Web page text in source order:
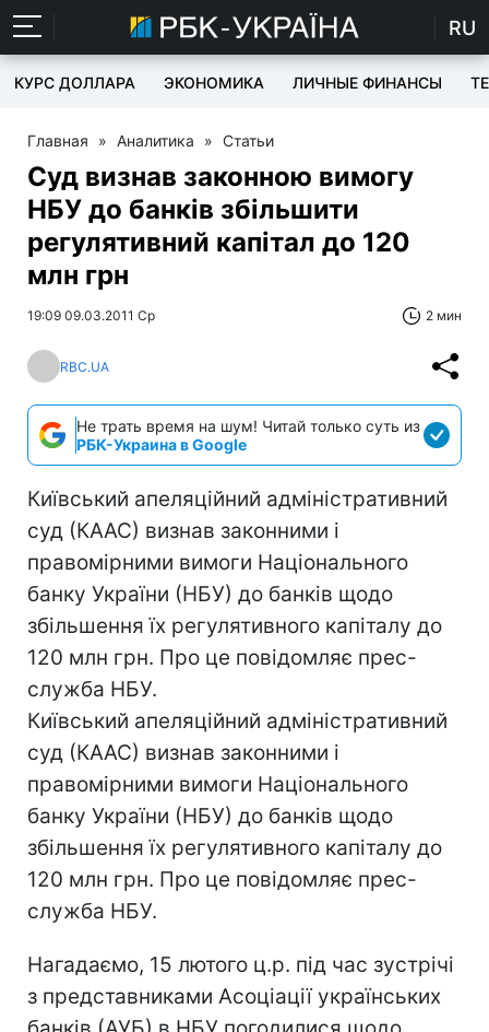
RU
КУРС ДОЛЛАРА ЭКОНОМИКА ЛИЧНЫЕ ФИНАНСЫ
Главная » Аналитика » Статьи
Суд визнав законною вимогу
НБУ до банків збільшити
регулятивний капітал до 120
млн грн
19:09 09.03.2011 Ср 2 мин
RBC.UA
Не трать время на шум! Читай только суть из
РБК-Украина в Google
Київський апеляційний адміністративний
суд (КААС) визнав законними і
правомірними вимоги Національного
банку України (НБУ) до банків щодо
збільшення їх регулятивного капіталу до
120 млн грн. Про це повідомляє прес-
служба НБУ.
Київський апеляційний адміністративний
суд (КААС) визнав законними і
правомірними вимоги Національного
банку України (НБУ) до банків щодо
збільшення їх регулятивного капіталу до
120 млн грн. Про це повідомляє прес-
служба НБУ.
Нагадаємо, 15 лютого ц.р. під час зустрічі
з представниками Асоціації українських